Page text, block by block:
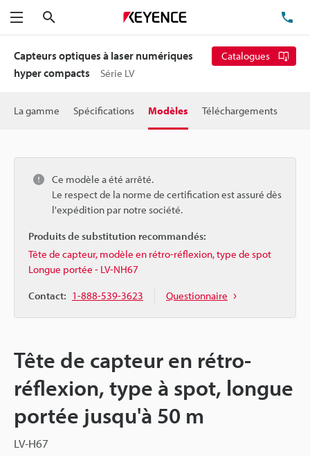
Menu
Capteurs optiques à laser numériques
hyper compacts
Série LV
Catalogues
La gamme Spécifications Modèles Téléchargements
Ce modèle a été arrêté.
Le respect de la norme de certification est assuré dès
l'expédition par notre société.
Produits de substitution recommandés:
Tête de capteur, modèle en rétro-réflexion, type de spot
Longue portée - LV-NH67
Contact: 1-888-539-3623 Questionnaire
Tête de capteur en rétro-
réflexion, type à spot, longue
portée jusqu'à 50 m
LV-H67